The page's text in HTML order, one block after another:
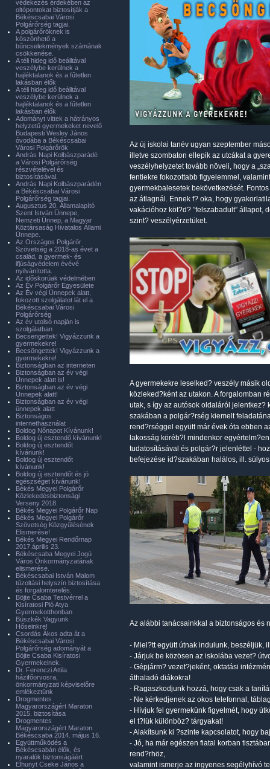
Az új iskolai tanév ugyan szeptember
illetve szombaton ellepik az utcákat a
veszélyhelyzetet tovább növeli, hogy a
fentiekre fokozottabb figyelemmel,
gyermekbalesetek bekövetkezését.
az átlagnál. Ennek f? oka, hogy
vakációhoz köt?d? ”felszabadult” állapot,
szint? veszélyérzetüket.
A gyermekekre leselked? veszély másik
közleked?ként az utakon. A forgalomban
utak, s így az autósok oldaláról
szakában a polgár?rség kiemelt
rend?rséggel együtt már évek óta ebben
lakosság köréb?l mindenkor
tudatosításával és polgár?r jelenléttel -
befejezése id?szakában halálos, ill.
Az alábbi tanácsainkkal a biztonságos és
- Miel?tt együtt útnak indulunk, beszéljük,
- Járjuk be közösen az iskolába vezet?
- Gépjárm? vezet?jeként, oktatási
áthaladó diákokra!
- Ragaszkodjunk hozzá, hogy csak a
- Ne kérkedjenek az okos telefonnal,
- Hívjuk fel gyermekünk figyelmét, hogy
el t?lük különböz? tárgyakat!
- Alakítsunk ki ?szinte kapcsolatot, hogy
- Jó, ha már egészen fiatal korban
rend?rhöz,
valamint ismerje az ingyenes segélyhívó
védekezés érdekében az
oltópontokat biztosítják a
Békéscsabai Városi
Polgárőrség tagjai.
A polgárőröknek is
köszönhető a
bűncselekmények számának
csökkenése.
A téli hideg idő beálltával
veszélybe kerülnek a
hajléktalanok és a fűtetlen
lakásban élők
A téli hideg idő beálltával
veszélybe kerülnek a
hajléktalanok és a fűtetlen
lakásban élők
Adományt vittek a hátrányos
helyzetű gyermekeket nevelő
Budapesti Wesley János
óvodába a Békéscsabai
Városi Polgárőrök
András Napi Kolbászparádé
a Városi Polgárőrség
részvételével és
biztosításával.
András Napi Kolbászparádén
a Békéscsabai Városi
Polgárőrség tagjai.
Augusztus 20. Államalapító
Szent István Ünnepe,
Nemzeti Ünnep, a Magyar
Köztársaság Hivatalos Állami
Ünnepe.
Az Országos Polgárőr
Szövetség a 2018-as évet a
család, a gyermek- és
ifjúságvédelem évévé
nyilvánította.
Az időskorúak védelmében
Az Év Polgárőr Egyesülete
Az Év végi Ünnepek alatt,
fokozott szolgálatot lát el a
Békéscsabai Városi
Polgárőrség
Az év utolsó napján is
szolgálatban
Becsengettek! Vigyázzunk a
gyermekekre!
Becsöngettek! Vigyázzunk a
gyermekekre!
Biztonságban az interneten
Biztonságban az év végi
Ünnepek alatt is!
Biztonságban az év végi
Ünnepek alatt!
Biztonságban az év végi
ünnepek alatt
Biztonságos
internethasználat
Boldog Nőnapot Kívánunk!
Boldog új esztendő kívánunk!
Boldog új esztendőt
kívánunk!
Boldog új esztendőt
kívánunk!
Boldog új esztendőt és jó
egészséget kívánunk!
Békés Megyei Polgárőr
Közlekedésbiztonsági
Verseny 2018.
Békés Megyei Polgárőr Nap
Békés Megyei Polgárőr
Szövetség Közgyűlésének
Elismerése!
Békés Megyei Rendőrnap
2017.április 23.
Békéscsaba Megyei Jogú
Város Önkormányzatának
elismerése.
Békéscsabai István Malom
tűzoltási helyszín biztosítása
és forgalomterelés.
Böjte Csaba Testvérrel a
Kisíratosi Pió Atya
Gyermekotthonban
Büszkék Vagyunk
Hőseinkre!
Csordás Ákos adta át a
Békéscsabai Városi
Polgárőrség adományát a
Böjte Csaba Kisíratosi
Gyermekeinek.
Dr. Ferenczi Attila
házifőorvosra,
önkormányzati képviselőre
emlékeztünk
Drogmentes
Magyarországért Maraton
2015. biztosítása
Drogmentes
Magyarországért Maraton
Békéscsaba 2014. május 16.
Együttműködés a
Békéscsabán élők, és
nyaralók biztonságáért
Elhunyt Cseke János a